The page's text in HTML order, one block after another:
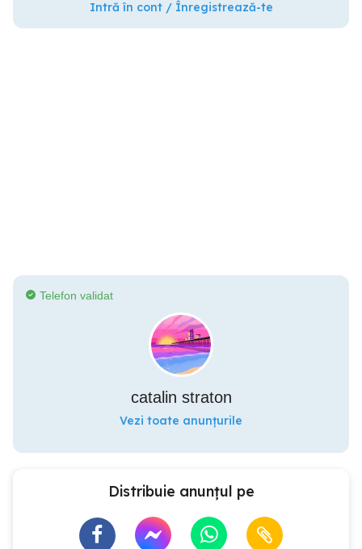
Intră în cont / Înregistrează-te
Telefon validat
catalin straton
Vezi toate anunțurile
Distribuie anunțul pe